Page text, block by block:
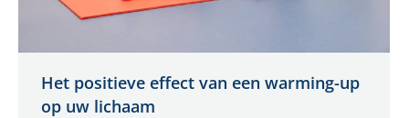
Het positieve effect van een warming-up
op uw lichaam